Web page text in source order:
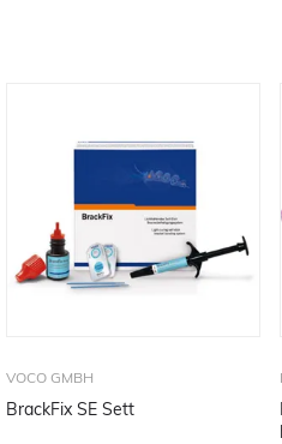
VOCO GMBH
BrackFix SE Sett